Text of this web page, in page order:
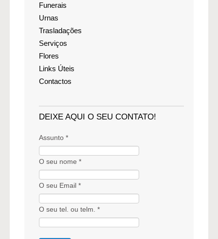
Funerais
Urnas
Trasladações
Serviços
Flores
Links Úteis
Contactos
DEIXE AQUI O SEU CONTATO!
Assunto *
O seu nome *
O seu Email *
O seu tel. ou telm. *